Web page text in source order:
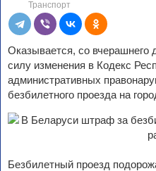
Транспорт
Оказывается, со вчерашнего
силу изменения в Кодекс
административных
безбилетного проезда на
Безбилетный проезд